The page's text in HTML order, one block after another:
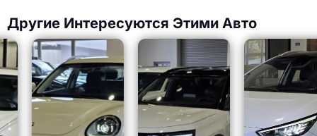
Другие Интересуются Этими Авто